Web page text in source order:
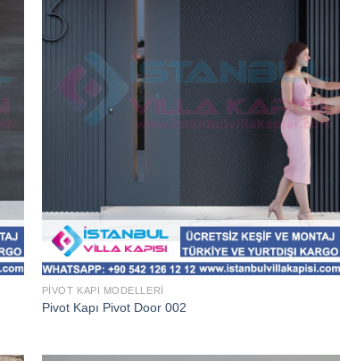
PIVOT KAPI MODELLERI
Pivot Kapı Pivot Door 002